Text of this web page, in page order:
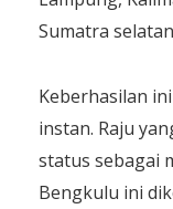
Sumatra
Keberhasilan
instan. Raju
status sebagai
Bengkulu ini